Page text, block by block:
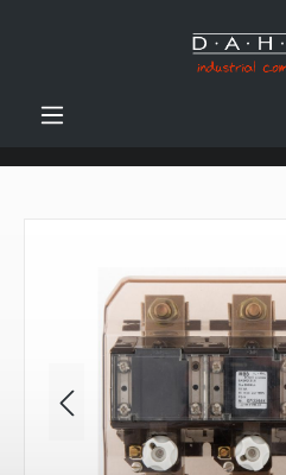
Zum Hauptinhalt springen
Bildergalerie überspringen